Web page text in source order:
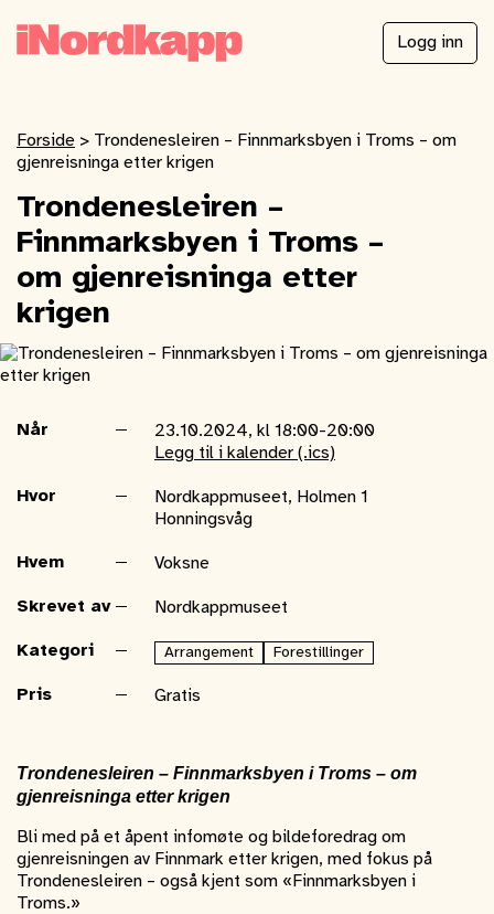
Logg inn
Forside > Trondenesleiren – Finnmarksbyen i Troms – om
gjenreisninga etter krigen
Trondenesleiren –
Finnmarksbyen i Troms –
om gjenreisninga etter
krigen
Når
23.10.2024, kl 18:00-20:00
Legg til i kalender (.ics)
Hvor
Nordkappmuseet, Holmen 1
Honningsvåg
Hvem Voksne
Skrevet av Nordkappmuseet
Kategori Arrangement Forestillinger
Pris Gratis
Trondenesleiren – Finnmarksbyen i Troms – om
gjenreisninga etter krigen
Bli med på et åpent infomøte og bildeforedrag om
gjenreisningen av Finnmark etter krigen, med fokus på
Trondenesleiren – også kjent som «Finnmarksbyen i
Troms.»